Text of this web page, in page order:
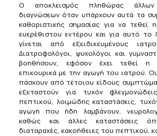
Ο αποκλεισμός πληθώρας άλλων
διαγνώσεων όταν υπάρχουν αυτά τα
καθοριστικής σημασίας για να τεθεί
ευερέθιστου εντέρου και για αυτό το
γίνεται από εξειδικευμένους
Διατροφολόγοι, ψυχολόγοι και
βοηθήσουν, εφόσον έχει τεθεί η
επικουρικά με την αγωγή του ιατρού.
πάσχουν από τέτοιου είδους
εξεταστούν για τυχόν
πεπτικού, λοιμώδης καταστάσεις,
αγωγή που ήδη λαμβάνουν,
καθώς και άλλες καταστάσεις
διαταραχές, κακοήθειες του πεπτικού,